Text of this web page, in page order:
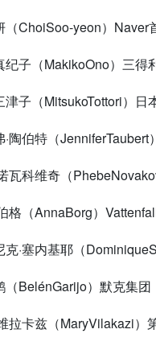
（ChoiSoo-yeon） Naver
纪子（MakikoOno）三得
津子（MitsukoTottori）日
陶伯特（JenniferTaubert
瓦科维奇（
格（AnnaBorg）
·塞内基耶（
（BelénGarijo）默克集团
拉卡兹（MaryVilakazi）